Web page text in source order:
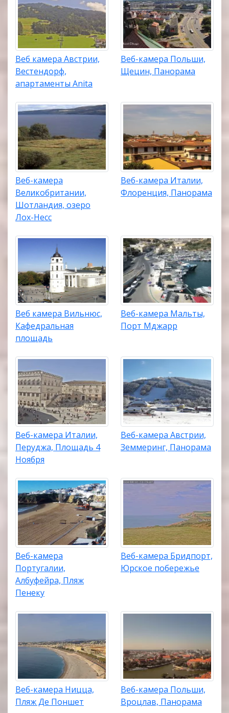
Веб камера Австрии,
Вестендорф,
апартаменты Anita
Веб-камера Польши,
Щецин, Панорама
Веб-камера
Великобритании,
Шотландия, озеро
Лох-Несс
Веб-камера Италии,
Флоренция, Панорама
Веб камера Вильнюс,
Кафедральная
площадь
Веб-камера Мальты,
Порт Мджарр
Веб-камера Италии,
Перуджа, Площадь 4
Ноября
Веб-камера Австрии,
Земмеринг, Панорама
Веб-камера
Португалии,
Албуфейра, Пляж
Пенеку
Веб-камера Бридпорт,
Юрское побережье
Веб-камера Ницца,
Пляж Де Поншет
Веб-камера Польши,
Вроцлав, Панорама